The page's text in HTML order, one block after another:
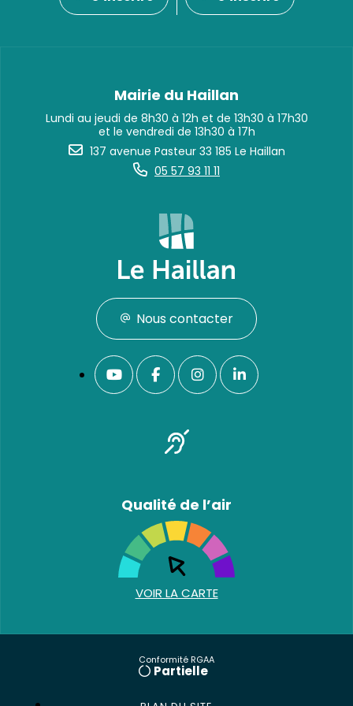
Mairie du Haillan
Lundi au jeudi de 8h30 à 12h et de 13h30 à 17h30
et le vendredi de 13h30 à 17h
137 avenue Pasteur 33 185 Le Haillan
05 57 93 11 11
Nous contacter
Qualité de l’air
VOIR LA CARTE
Conformité RGAA
Partielle